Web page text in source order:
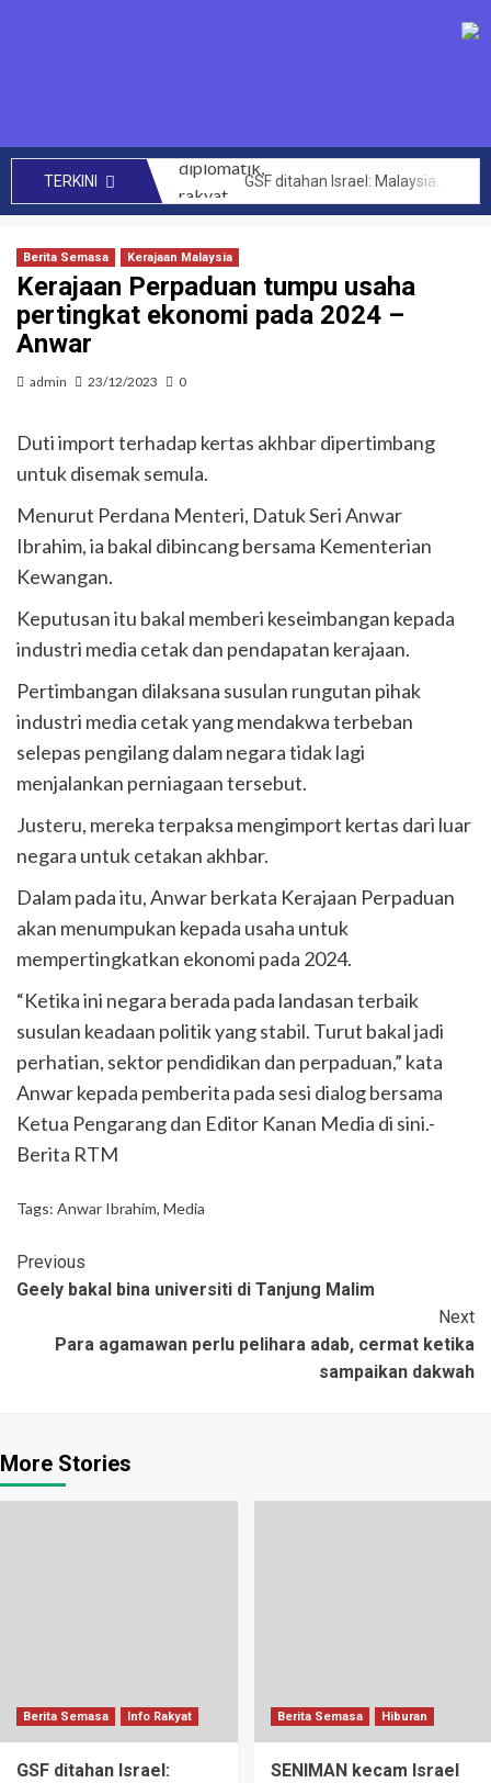
TERKINI
SENIMAN kecam Israel tahan aktivis Global Sumud Flotilla – Hafiz Nafiah
Letupan paip gas di Putra Heights: Kerajaan peruntuk RM40 juta baik pulih rumah terjejas – Amirudin Shari
Berita Semasa Kerajaan Malaysia
Kerajaan Perpaduan tumpu usaha
pertingkat ekonomi pada 2024 –
Anwar
admin 23/12/2023 0
Duti import terhadap kertas akhbar dipertimbang
untuk disemak semula.
Menurut Perdana Menteri, Datuk Seri Anwar
Ibrahim, ia bakal dibincang bersama Kementerian
Kewangan.
Keputusan itu bakal memberi keseimbangan kepada
industri media cetak dan pendapatan kerajaan.
Pertimbangan dilaksana susulan rungutan pihak
industri media cetak yang mendakwa terbeban
selepas pengilang dalam negara tidak lagi
menjalankan perniagaan tersebut.
Justeru, mereka terpaksa mengimport kertas dari luar
negara untuk cetakan akhbar.
Dalam pada itu, Anwar berkata Kerajaan Perpaduan
akan menumpukan kepada usaha untuk
mempertingkatkan ekonomi pada 2024.
“Ketika ini negara berada pada landasan terbaik
susulan keadaan politik yang stabil. Turut bakal jadi
perhatian, sektor pendidikan dan perpaduan,” kata
Anwar kepada pemberita pada sesi dialog bersama
Ketua Pengarang dan Editor Kanan Media di sini.-
Berita RTM
Tags: Anwar Ibrahim, Media
Previous
Geely bakal bina universiti di Tanjung Malim
Next
Para agamawan perlu pelihara adab, cermat ketika
sampaikan dakwah
More Stories
Berita Semasa Info Rakyat
GSF ditahan Israel:
Berita Semasa Hiburan
SENIMAN kecam Israel